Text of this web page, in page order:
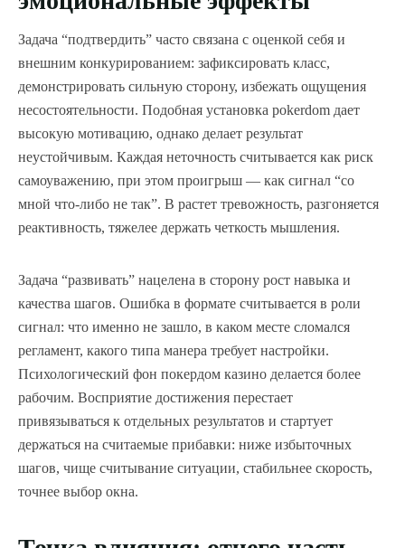
Задача “подтвердить” часто связана с оценкой себя и
внешним конкурированием: зафиксировать класс,
демонстрировать сильную сторону, избежать ощущения
несостоятельности. Подобная установка pokerdom дает
высокую мотивацию, однако делает результат
неустойчивым. Каждая неточность считывается как риск
самоуважению, при этом проигрыш — как сигнал “со
мной что-либо не так”. В растет тревожность, разгоняется
реактивность, тяжелее держать четкость мышления.
Задача “развивать” нацелена в сторону рост навыка и
качества шагов. Ошибка в формате считывается в роли
сигнал: что именно не зашло, в каком месте сломался
регламент, какого типа манера требует настройки.
Психологический фон покердом казино делается более
рабочим. Восприятие достижения перестает
привязываться к отдельных результатов и стартует
держаться на считаемые прибавки: ниже избыточных
шагов, чище считывание ситуации, стабильнее скорость,
точнее выбор окна.